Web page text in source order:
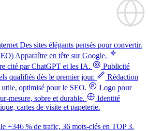
Des sites élégants pensés pour convertir.
Apparaître en tête sur Google.
cité par ChatGPT et les IA.
Publicité
qualifiés dès le premier jour.
Rédaction
optimisé pour le SEO.
Logo pour
mesure, sobre et durable.
Identité
cartes de visite et papeterie.
+346 % de trafic, 36 mots-clés en TOP 3.